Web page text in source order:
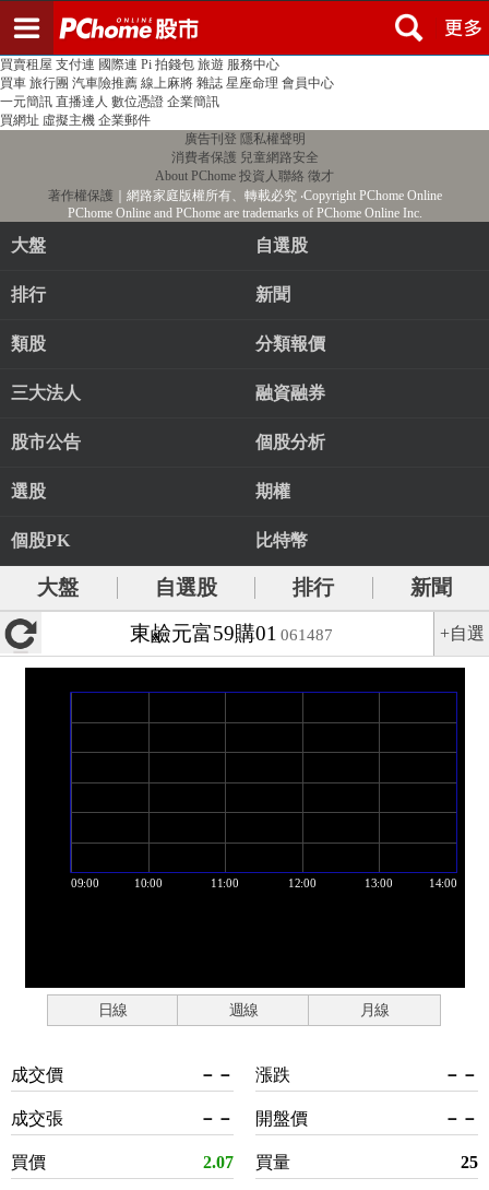
PChome首頁 線上購物 24h購物 書店
買賣租屋 支付連 國際連 Pi 拍錢包 旅遊 服務中心
買車 旅行團 汽車險推薦 線上麻將 雜誌 星座命理 會員中心
一元簡訊 直播達人 數位憑證 企業簡訊
買網址 虛擬主機 企業郵件
廣告刊登 隱私權聲明
消費者保護 兒童網路安全
About PChome 投資人聯絡 徵才
著作權保護 ｜網路家庭版權所有、轉載必究‧Copyright PChome Online
PChome Online and PChome are trademarks of PChome Online Inc.
大盤 自選股
排行 新聞
類股 分類報價
三大法人 融資融券
股市公告 個股分析
選股 期權
個股PK 比特幣
大盤 自選股 排行
新聞
東鹼元富59購01 061487 +自選
日線 週線 月線
成交價 －－
成交張 －－
買價 2.07
漲跌 －－
開盤價 －－
買量 25